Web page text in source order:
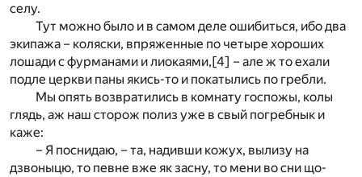
селу.
Тут можно было и в самом деле ошибиться, ибо два
экипажа – коляски, впряженные по четыре хороших
лошади с фурманами и лиокаями, [4] – але ж то ехали
подле церкви паны якись-то и покатылись по гребли.
Мы опять возвратились в комнату госпожы, колы
глядь, аж наш сторож полиз уже в свый погребнык и
каже:
– Я поснидаю, – та, надивши кожух, вылизу на
дзвоныцю, то певне вже як засну, то мени во сни що-